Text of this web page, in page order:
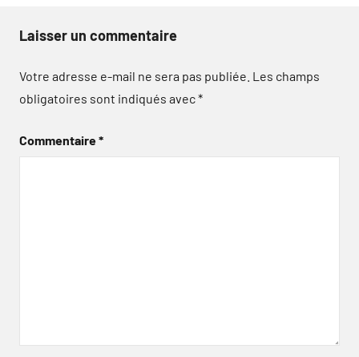
Laisser un commentaire
Votre adresse e-mail ne sera pas publiée. Les champs
obligatoires sont indiqués avec*
Commentaire*